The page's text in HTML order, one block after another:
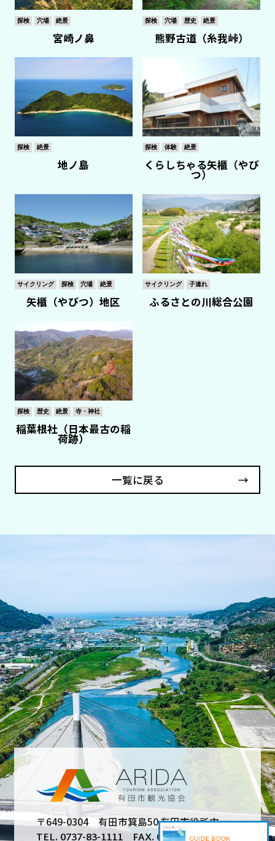
探検 穴場 絶景
宮崎ノ鼻
探検 穴場 歴史 絶景
熊野古道（糸我峠）
探検 絶景
地ノ島
探検 体験 絶景
くらしちゃる矢櫃（やび
つ）
サイクリング 探検 穴場 絶景
矢櫃（やびつ）地区
サイクリング 子連れ
ふるさとの川総合公園
探検 歴史 絶景 寺・神社
稲葉根社（日本最古の稲
荷跡）
一覧に戻る
〒649-0304 有田市箕島50 有田市役所内